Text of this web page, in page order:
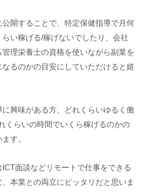
開することで、特定保健指導で月何
い稼げる/稼げないでしたり、会社
管理栄養士の資格を使いながら副業を
るのかの目安にしていただけると嬉
に興味がある方、どれくらいゆるく働
くらいの時間でいくら稼げるのかの
す。
面談などリモートで仕事をできる
本業との両立にピッタリだと思いま